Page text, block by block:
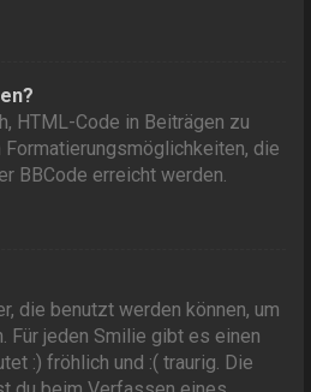
HTML-Code in Beiträgen zu
die
BBCode erreicht werden.
die benutzt werden können, um
Für jeden Smilie gibt es einen
:) fröhlich und :( traurig. Die